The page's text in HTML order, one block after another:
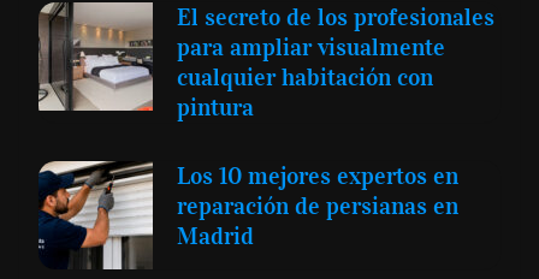
El secreto de los profesionales
para ampliar visualmente
cualquier habitación con
pintura
Los 10 mejores expertos en
reparación de persianas en
Madrid